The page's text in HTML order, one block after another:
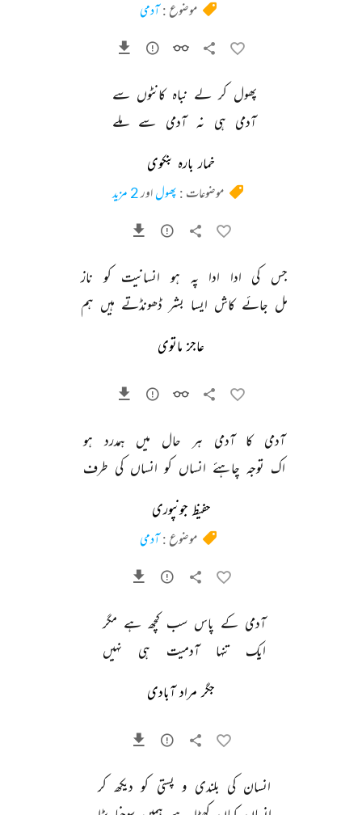
موضوع :آدمی
پھول کر لے نباہ کانٹوں سے
آدمی ہی نہ آدمی سے ملے
خمار بارہ بنکوی
موضوعات : پھولاور2 مزید
جس کی ادا ادا پہ ہو انسانیت کو ناز
مل جائے کاش ایسا بشر ڈھونڈتے ہیں ہم
عاجز ماتوی
آدمی کا آدمی ہر حال میں ہمدرد
ہو
اک توجہ چاہئے انساں کو انساں کی طرف
حفیظ جونپوری
موضوع :آدمی
آدمی کے پاس سب کچھ ہے مگر
ایک
تنہا آدمیت ہی نہیں
جگر مراد آبادی
انسان کی بلندی و پستی کو دیکھ کر